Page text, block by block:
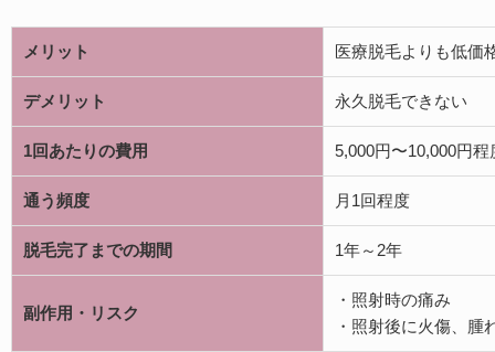
メリット 医療脱毛よりも低価
デメリット 永久脱毛できない
1回あたりの費用 5,000円〜10,000円程
通う頻度 月1回程度
脱毛完了までの期間 1年～2年
副作用・リスク
・照射時の痛み
・照射後に火傷、腫